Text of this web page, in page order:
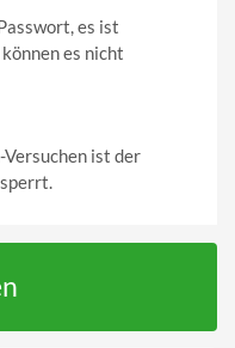
es ist
es nicht
ist der